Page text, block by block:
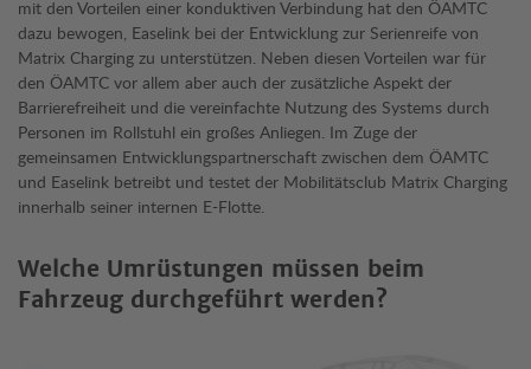
mit den Vorteilen einer konduktiven Verbindung hat den ÖAMTC
dazu bewogen, Easelink bei der Entwicklung zur Serienreife von
Matrix Charging zu unterstützen. Neben diesen Vorteilen war für
den ÖAMTC vor allem aber auch der zusätzliche Aspekt der
Barrierefreiheit und die vereinfachte Nutzung des Systems durch
Personen im Rollstuhl ein großes Anliegen. Im Zuge der
gemeinsamen Entwicklungspartnerschaft zwischen dem ÖAMTC
und Easelink betreibt und testet der Mobilitätsclub Matrix Charging
innerhalb seiner internen E-Flotte.
Welche Umrüstungen müssen beim
Fahrzeug durchgeführt werden?